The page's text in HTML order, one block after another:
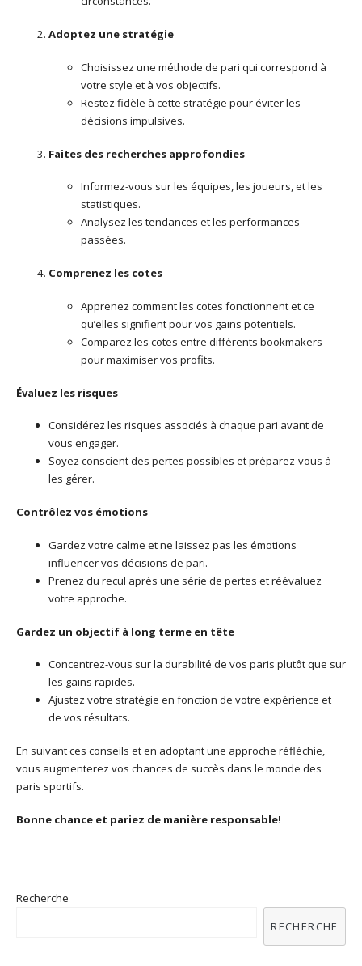
Adoptez une stratégie
Choisissez une méthode de pari qui correspond à
votre style et à vos objectifs.
Restez fidèle à cette stratégie pour éviter les
décisions impulsives.
Faites des recherches approfondies
Informez-vous sur les équipes, les joueurs, et les
statistiques.
Analysez les tendances et les performances
passées.
Comprenez les cotes
Apprenez comment les cotes fonctionnent et ce
qu’elles signifient pour vos gains potentiels.
Comparez les cotes entre différents bookmakers
pour maximiser vos profits.
Évaluez les risques
Considérez les risques associés à chaque pari avant de
vous engager.
Soyez conscient des pertes possibles et préparez-vous à
les gérer.
Contrôlez vos émotions
Gardez votre calme et ne laissez pas les émotions
influencer vos décisions de pari.
Prenez du recul après une série de pertes et réévaluez
votre approche.
Gardez un objectif à long terme en tête
Concentrez-vous sur la durabilité de vos paris plutôt que sur
les gains rapides.
Ajustez votre stratégie en fonction de votre expérience et
de vos résultats.
En suivant ces conseils et en adoptant une approche réfléchie,
vous augmenterez vos chances de succès dans le monde des
paris sportifs.
Bonne chance et pariez de manière responsable!
Recherche
RECHERCHE